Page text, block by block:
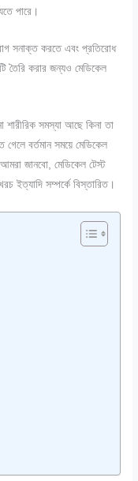
পারে।
রোগ সনাক্ত করতে এবং প্রতিরোধ
তৈরি করার জন্যও মেডিকেল
শারীরিক সমস্যা আছে কিনা তা
বর্তমান সময়ে মেডিকেল
জানবো, মেডিকেল টেস্ট
ইত্যাদি সম্পর্কে বিস্তারিত।